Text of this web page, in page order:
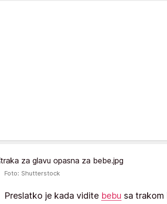
Foto: Shutterstock
Preslatko je kada vidite bebu sa trakom